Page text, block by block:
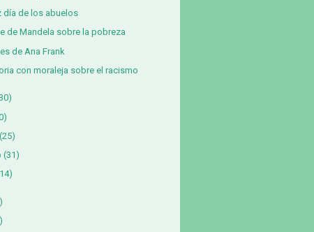
día de los abuelos
de Mandela sobre la pobreza
de Ana Frank
con moraleja sobre el racismo
(25)
(31)